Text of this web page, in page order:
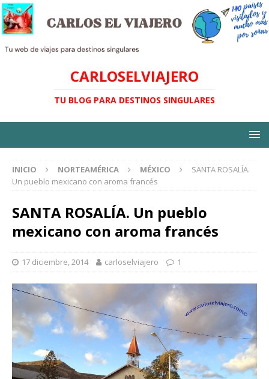
CARLOSELVIAJERO
TU BLOG PARA DESTINOS SINGULARES
INICIO NORTEAMÉRICA MÉXICO
SANTA ROSALÍA.
Un pueblo mexicano con aroma francés
SANTA ROSALÍA. Un pueblo
mexicano con aroma francés
17 diciembre, 2014 carloselviajero 1